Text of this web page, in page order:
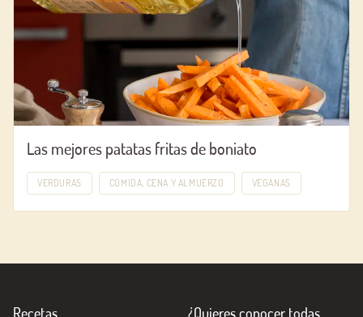
Las mejores patatas fritas de boniato
VERDURAS COMIDA, CENA Y ALMUERZO VEGANAS
Recetas ¿Quieres conocer todas